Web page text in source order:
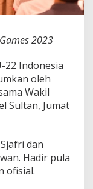
2023
22 Indonesia
oleh
Wakil
Sultan, Jumat
dan
Hadir pula
ofisial.